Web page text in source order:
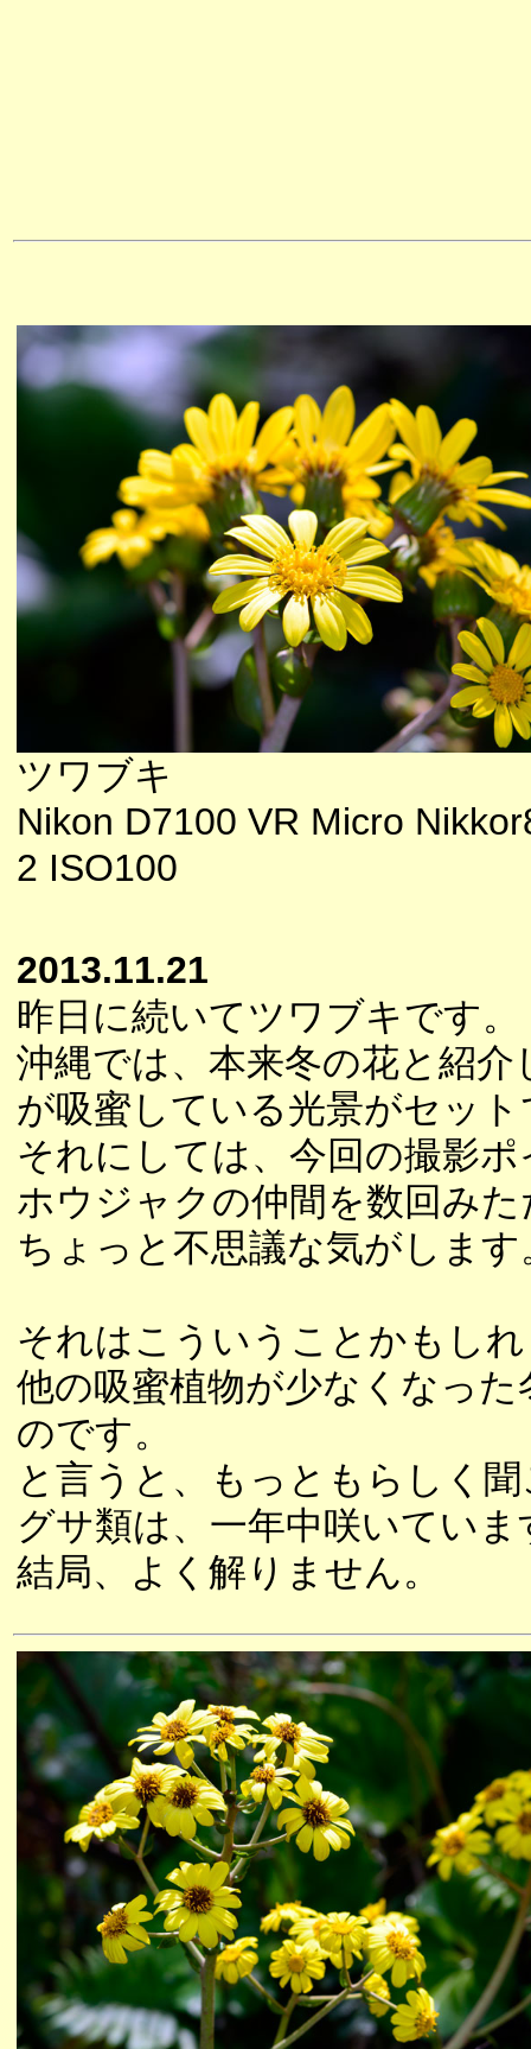
ツワブキ
Nikon D7100 VR Micro
2 ISO100
2013.11.21
昨日に続いてツワブキです。
沖縄では、本来冬の花と紹
が吸蜜している光景がセット
それにしては、今回の撮影
ホウジャクの仲間を数回み
ちょっと不思議な気がします
それはこういうことかもし
他の吸蜜植物が少なくなっ
のです。
と言うと、もっともらしく
グサ類は、一年中咲いてい
結局、よく解りません。